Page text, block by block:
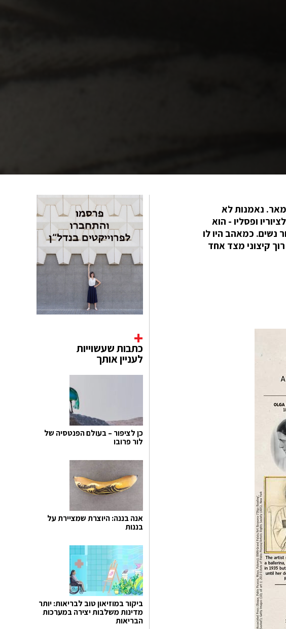
נאמנות לא
ופסליו - הוא
נשים. כמאהב היו לו
קיצוני מצד אחד
כתבות שעשוייות
לעניין אותך
כן לציפור – בעולם הפנטסיה של
לור פרובו
אנה בננה: היוצרת שמציירת על
בננות
ביקור במוזיאון טוב לבריאות: יותר
מדינות משלבות יצירה במערכות
הבריאות